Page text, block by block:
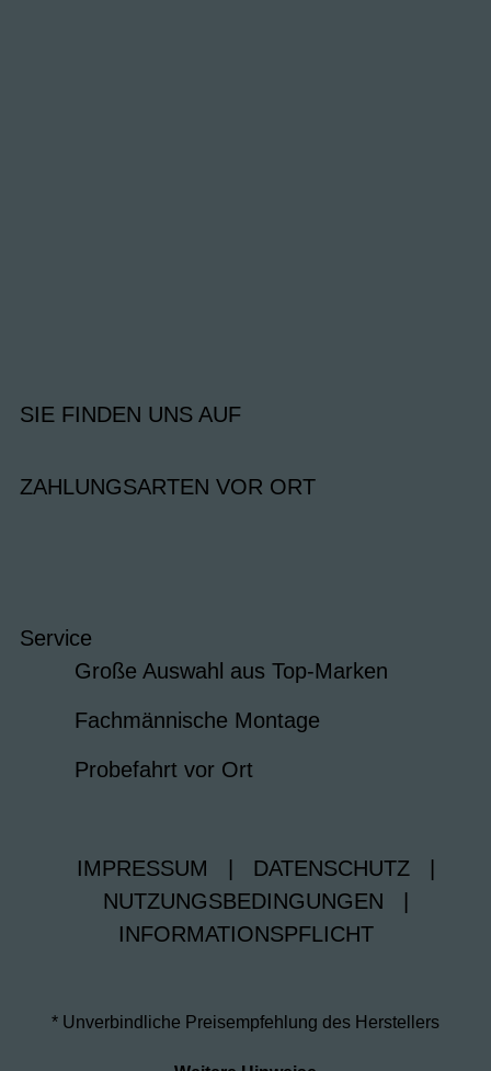
SIE FINDEN UNS AUF
ZAHLUNGSARTEN VOR ORT
Service
Große Auswahl aus Top-Marken
Fachmännische Montage
Probefahrt vor Ort
IMPRESSUM DATENSCHUTZ
NUTZUNGSBEDINGUNGEN
INFORMATIONSPFLICHT
* Unverbindliche Preisempfehlung des Herstellers